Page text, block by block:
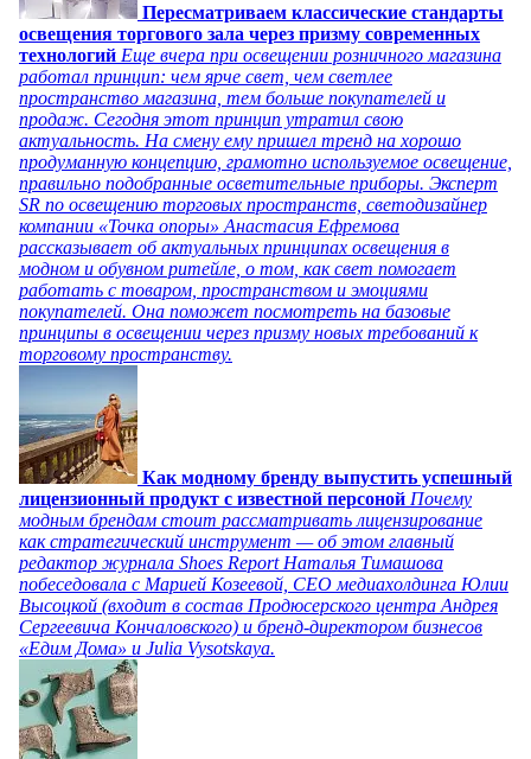
Пересматриваем классические стандарты
освещения торгового зала через призму современных
технологий Еще вчера при освещении розничного магазина
работал принцип: чем ярче свет, чем светлее
пространство магазина, тем больше покупателей и
продаж. Сегодня этот принцип утратил свою
актуальность. На смену ему пришел тренд на хорошо
продуманную концепцию, грамотно используемое освещение,
правильно подобранные осветительные приборы. Эксперт
SR по освещению торговых пространств, светодизайнер
компании «Точка опоры» Анастасия Ефремова
рассказывает об актуальных принципах освещения в
модном и обувном ритейле, о том, как свет помогает
работать с товаром, пространством и эмоциями
покупателей. Она поможет посмотреть на базовые
принципы в освещении через призму новых требований к
торговому пространству.
Как модному бренду выпустить успешный
лицензионный продукт с известной персоной Почему
модным брендам стоит рассматривать лицензирование
как стратегический инструмент — об этом главный
редактор журнала Shoes Report Наталья Тимашова
побеседовала с Марией Козеевой, СЕО медиахолдинга Юлии
Высоцкой (входит в состав Продюсерского центра Андрея
Сергеевича Кончаловского) и бренд-директором бизнесов
«Едим Дома» и Julia Vysotskaya.